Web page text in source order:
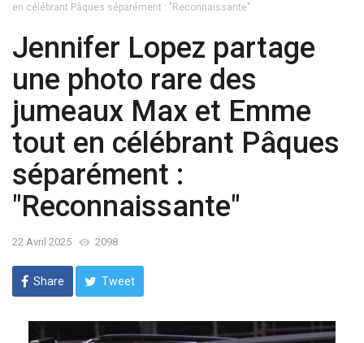
en célébrant Pâques séparément : "Reconnaissante"
Jennifer Lopez partage
une photo rare des
jumeaux Max et Emme
tout en célébrant Pâques
séparément :
"Reconnaissante"
22 Avril 2025 2098
Share Tweet